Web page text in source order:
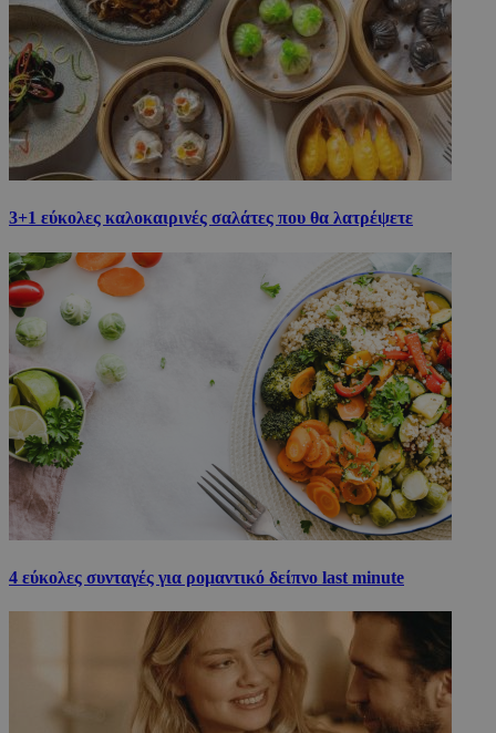
3+1 εύκολες καλοκαιρινές σαλάτες που θα λατρέψετε
4 εύκολες συνταγές για ρομαντικό δείπνο last minute